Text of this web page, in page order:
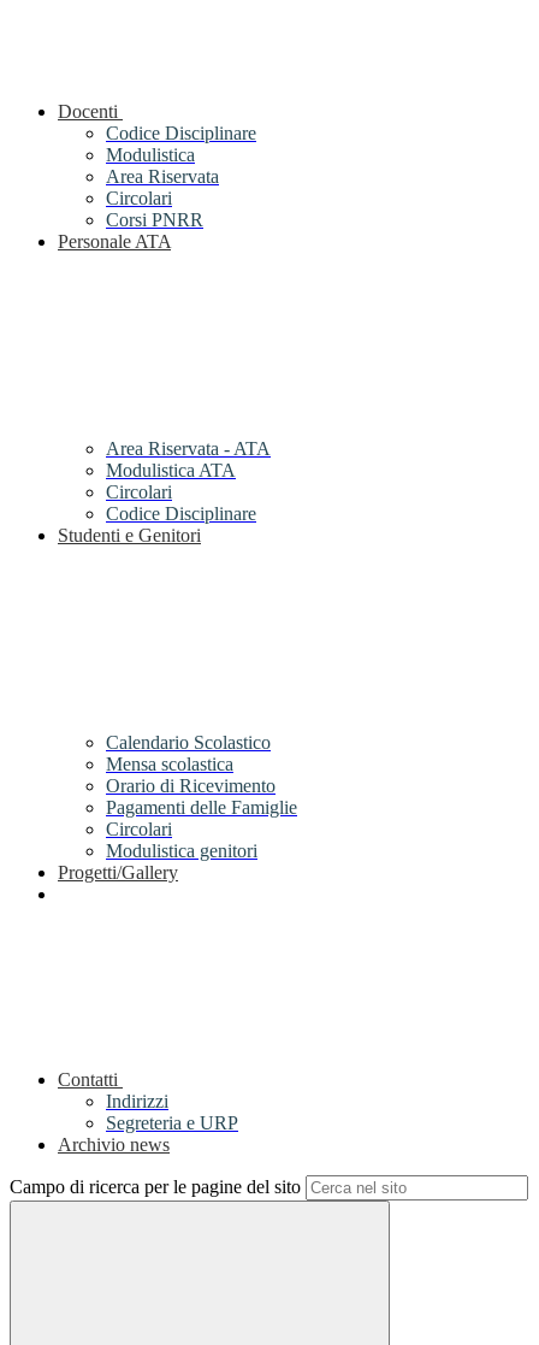
Docenti
Codice Disciplinare
Modulistica
Area Riservata
Circolari
Corsi PNRR
Personale ATA
Area Riservata - ATA
Modulistica ATA
Circolari
Codice Disciplinare
Studenti e Genitori
Calendario Scolastico
Mensa scolastica
Orario di Ricevimento
Pagamenti delle Famiglie
Circolari
Modulistica genitori
Progetti/Gallery
Contatti
Indirizzi
Segreteria e URP
Archivio news
Campo di ricerca per le pagine del sito